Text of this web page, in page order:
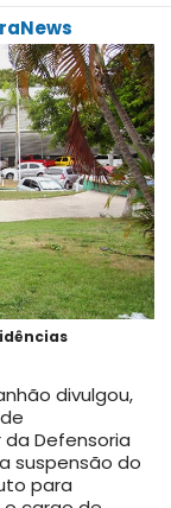
divulgou,
Defensoria
suspensão do
para